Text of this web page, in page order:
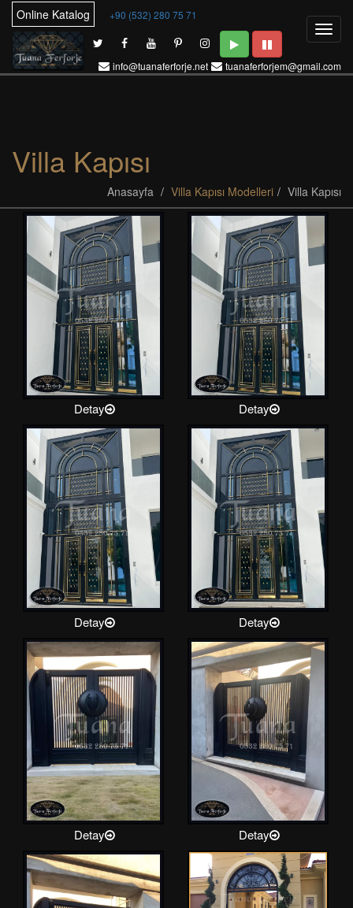
Online Katalog +90 (532) 280 75 71
info@tuanaferforje.net tuanaferforjem@gmail.com
Villa Kapısı
Anasayfa Villa Kapısı Modelleri Villa Kapısı
Detay Detay
Detay Detay
Detay Detay